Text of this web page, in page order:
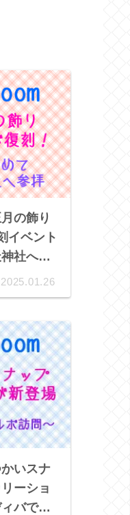
の飾り
イベント
社へ参
2025.01.26
いスナ
ーショ
バでピ